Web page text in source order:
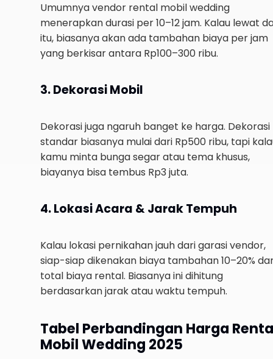
Umumnya vendor rental mobil wedding
menerapkan durasi per 10–12 jam. Kalau lewat
itu, biasanya akan ada tambahan biaya per jam
yang berkisar antara Rp100–300 ribu.
3. Dekorasi Mobil
Dekorasi juga ngaruh banget ke harga. Dekorasi
standar biasanya mulai dari Rp500 ribu, tapi
kamu minta bunga segar atau tema khusus,
biayanya bisa tembus Rp3 juta.
4. Lokasi Acara & Jarak Tempuh
Kalau lokasi pernikahan jauh dari garasi vendor,
siap-siap dikenakan biaya tambahan 10–20%
total biaya rental. Biasanya ini dihitung
berdasarkan jarak atau waktu tempuh.
Tabel Perbandingan Harga
Mobil Wedding 2025